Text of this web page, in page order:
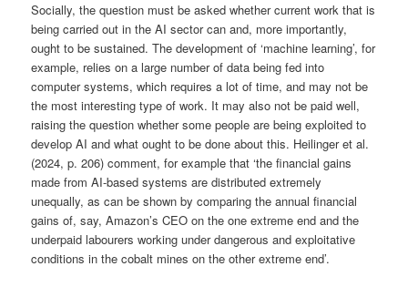
Socially, the question must be asked whether current work that is
being carried out in the AI sector can and, more importantly,
ought to be sustained. The development of ‘machine learning’, for
example, relies on a large number of data being fed into
computer systems, which requires a lot of time, and may not be
the most interesting type of work. It may also not be paid well,
raising the question whether some people are being exploited to
develop AI and what ought to be done about this. Heilinger et al.
(2024, p. 206) comment, for example that ‘the financial gains
made from AI-based systems are distributed extremely
unequally, as can be shown by comparing the annual financial
gains of, say, Amazon’s CEO on the one extreme end and the
underpaid labourers working under dangerous and exploitative
conditions in the cobalt mines on the other extreme end’.